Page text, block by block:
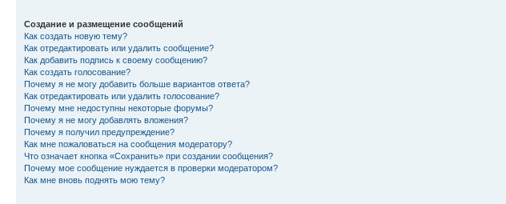
Создание и размещение сообщений
Как создать новую тему?
Как отредактировать или удалить сообщение?
Как добавить подпись к своему сообщению?
Как создать голосование?
Почему я не могу добавить больше вариантов ответа?
Как отредактировать или удалить голосование?
Почему мне недоступны некоторые форумы?
Почему я не могу добавлять вложения?
Почему я получил предупреждение?
Как мне пожаловаться на сообщения модератору?
Что означает кнопка «Сохранить» при создании сообщения?
Почему мое сообщение нуждается в проверки модератором?
Как мне вновь поднять мою тему?